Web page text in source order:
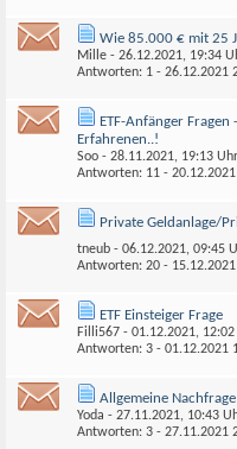
Wie 85.000 € mit 25
Mille - 26.12.2021, 19:34
Antworten: 1 - 26.12.2021
ETF-Anfänger
Erfahrenen..!
Soo - 28.11.2021, 19:13 Uhr
Antworten: 11 - 20.12.2021
Private Geldanlage/
tneub - 06.12.2021, 09:45
Antworten: 20 - 15.12.2021
ETF Einsteiger Frage
Filli567 - 01.12.2021,
Antworten: 3 - 01.12.2021
Allgemeine Nachfrage
Yoda - 27.11.2021, 10:43
Antworten: 3 - 27.11.2021